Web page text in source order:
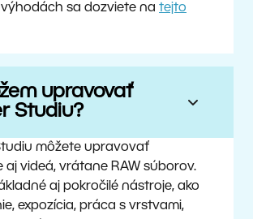
sa dozviete na tejto
upravovať
Studiu?
môžete upravovať
videá, vrátane RAW súborov.
aj pokročilé nástroje, ako
expozícia, práca s vrstvami,